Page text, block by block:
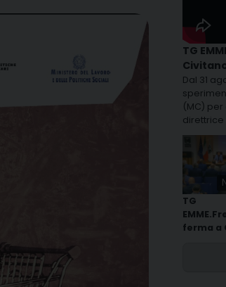
TG
Dal 31
(MC)
direttrice
TG
ferma a